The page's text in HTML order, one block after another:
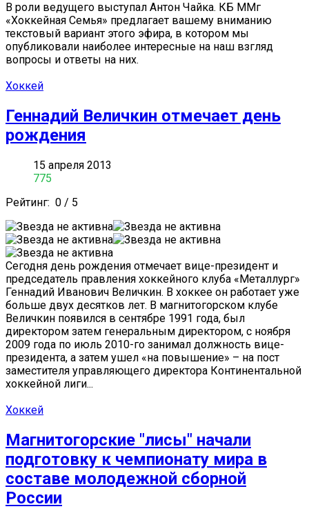
В роли ведущего выступал Антон Чайка. КБ ММг
«Хоккейная Семья» предлагает вашему вниманию
текстовый вариант этого эфира, в котором мы
опубликовали наиболее интересные на наш взгляд
вопросы и ответы на них.
Хоккей
Геннадий Величкин отмечает день
рождения
15 апреля 2013
775
Рейтинг: 0 / 5
Сегодня день рождения отмечает вице-президент и
председатель правления хоккейного клуба «Металлург»
Геннадий Иванович Величкин. В хоккее он работает уже
больше двух десятков лет. В магнитогорском клубе
Величкин появился в сентябре 1991 года, был
директором затем генеральным директором, с ноября
2009 года по июль 2010-го занимал должность вице-
президента, а затем ушел «на повышение» – на пост
заместителя управляющего директора Континентальной
хоккейной лиги...
Хоккей
Магнитогорские "лисы" начали
подготовку к чемпионату мира в
составе молодежной сборной
России